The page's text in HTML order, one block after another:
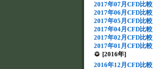
2017年07月CFD比較
2017年06月CFD比較
2017年05月CFD比較
2017年04月CFD比較
2017年02月CFD比較
2017年01月CFD比較
[2016年]
2016年12月CFD比較